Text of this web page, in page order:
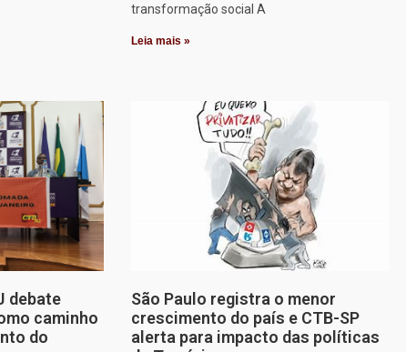
transformação social A
Leia mais »
debate
caminho
do
São Paulo registra o menor
crescimento do país e CTB-SP
alerta para impacto das políticas